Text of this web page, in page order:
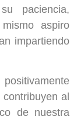
paciencia,
aspiro
impartiendo
al
de nuestra